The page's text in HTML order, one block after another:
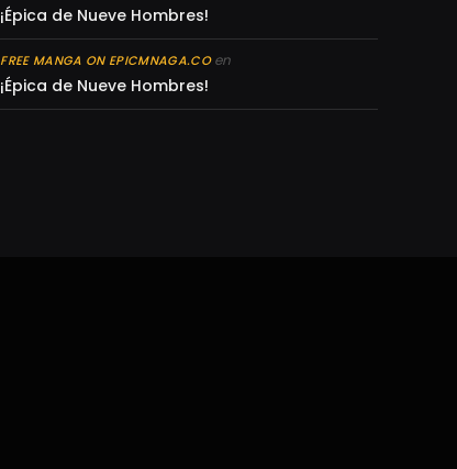
¡Épica de Nueve Hombres!
FREE MANGA ON EPICMNAGA.COen
¡Épica de Nueve Hombres!